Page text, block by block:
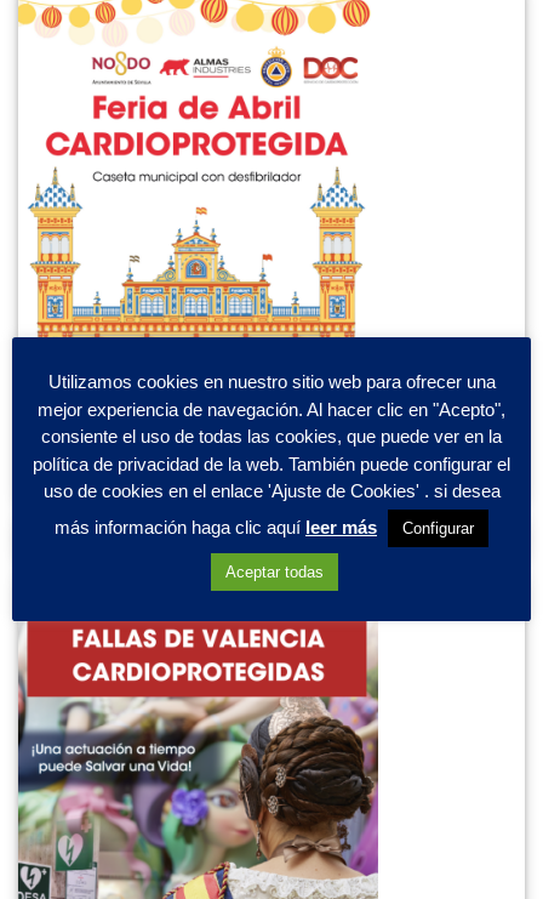
Utilizamos cookies en nuestro sitio web para ofrecer una
mejor experiencia de navegación. Al hacer clic en "Acepto",
consiente el uso de todas las cookies, que puede ver en la
política de privacidad de la web. También puede configurar el
uso de cookies en el enlace 'Ajuste de Cookies' . si desea
más información haga clic aquí leer más Configurar
Aceptar todas